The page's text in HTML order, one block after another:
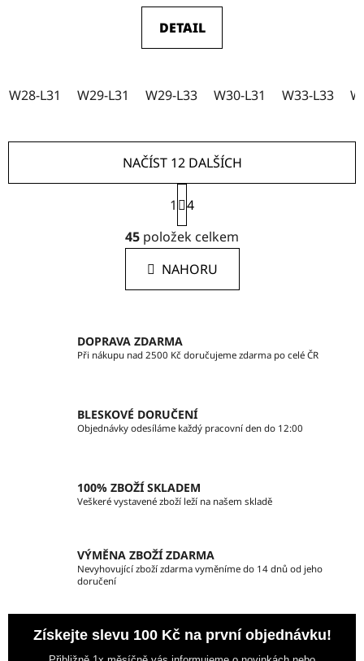
DETAIL
W28-L31 W29-L31 W29-L33 W30-L31 W33-L33
O
v
l
á
d
í
p
k
y
p
i
NAČÍST 12 DALŠÍCH
S
t
r
á
n
k
í
1
4
45 položek celkem
NAHORU
DOPRAVA ZDARMA
Při nákupu nad 2500 Kč doručujeme zdarma po celé ČR
BLESKOVÉ DORUČENÍ
Objednávky odesíláme každý pracovní den do 12:00
100% ZBOŽÍ SKLADEM
Veškeré vystavené zboží leží na našem skladě
VÝMĚNA ZBOŽÍ ZDARMA
Nevyhovující zboží zdarma vyměníme do 14 dnů od jeho
doručení
Získejte slevu 100 Kč na první objednávku!